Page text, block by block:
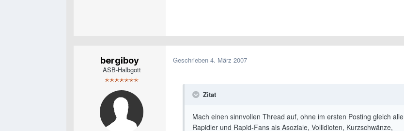
bergiboy
ASB-Halbgott
Geschrieben 4. März 2007
Zitat
Mach einen sinnvollen Thread auf, ohne im ersten Posting gleich alle
Rapidler und Rapid-Fans als Asoziale, Vollidioten, Kurzschwänze,